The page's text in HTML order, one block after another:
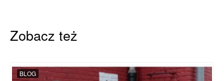
Zobacz też
BLOG